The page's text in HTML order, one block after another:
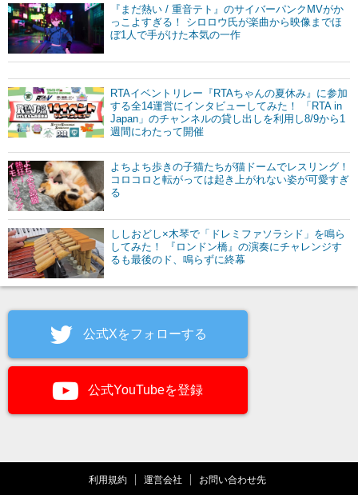
『まだ熱い / 重音テト』のサイバーパンクMVがか
っこよすぎる！ シロロウ氏が楽曲から映像までほ
ぼ1人で手がけた本気の一作
RTAイベントリレー『RTAちゃんの夏休み』に参加
する全14運営にインタビューしてみた！ 「RTA in
Japan」のチャンネルの貸し出しを利用し8/9から1
週間にわたって開催
よちよち歩きの子猫たちが猫ドームでレスリング！
コロコロと転がっては起き上がれない姿が可愛すぎ
る
ししおどし×木琴で「ドレミファソラシド」を鳴ら
してみた！ 『ロンドン橋』の演奏にチャレンジす
るも最後のド、鳴らずに終幕
公式Xをフォローする
公式YouTubeを登録
利用規約 運営会社
お問い合わせ先